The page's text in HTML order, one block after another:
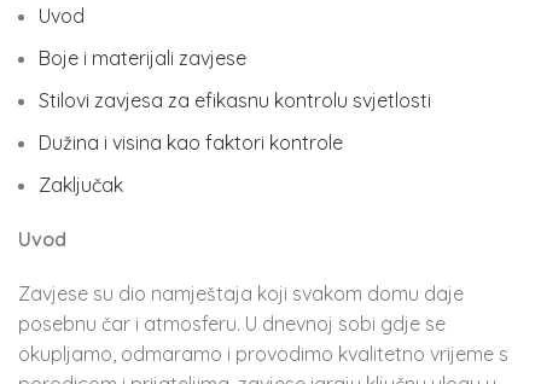
Uvod
Boje i materijali zavjese
Stilovi zavjesa za efikasnu kontrolu svjetlosti
Dužina i visina kao faktori kontrole
Zaključak
Uvod
Zavjese su dio namještaja koji svakom domu daje
posebnu čar i atmosferu. U dnevnoj sobi gdje se
okupljamo, odmaramo i provodimo kvalitetno vrijeme s